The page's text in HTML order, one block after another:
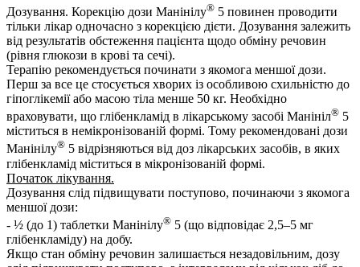
Дозування. Корекцію дози Манінілу® 5 повинен проводити
тільки лікар одночасно з корекцією дієти. Дозування залежить
від результатів обстеження пацієнта щодо обміну речовин
(рівня глюкози в крові та сечі).
Терапію рекомендується починати з якомога меншої дози.
Перш за все це стосується хворих із особливою схильністю до
гіпоглікемії або масою тіла менше 50 кг. Необхідно
враховувати, що глібенкламід в лікарському засобі Манініл® 5
міститься в немікронізованій формі. Тому рекомендовані дози
Манінілу® 5 відрізняються від доз лікарських засобів, в яких
глібенкламід міститься в мікронізованій формі.
Початок лікування.
Дозування слід підвищувати поступово, починаючи з якомога
меншої дози:
- ½ (до 1) таблетки Манінілу® 5 (що відповідає 2,5–5 мг
глібенкламіду) на добу.
Якщо стан обміну речовин залишається незадовільним, дозу